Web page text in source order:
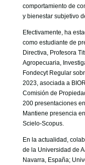
comportamiento de
y bienestar subjetivo
Efectivamente, ha
como estudiante de
Directiva, Profesora
Agropecuaria,
Fondecyt Regular
2023, asociada a
Comisión de
200 presentaciones
Mantiene presencia
Scielo-Scopus.
En la actualidad,
de la Universidad de
Navarra, España;